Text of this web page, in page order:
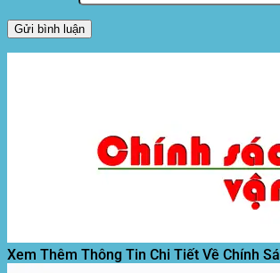
Xem Thêm Thông Tin Chi Tiết Về Chính